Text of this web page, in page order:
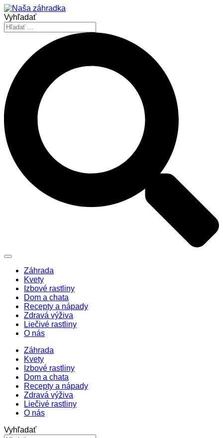
Vyhľadať
Záhrada
Kvety
Izbové rastliny
Dom a chata
Recepty a nápady
Zdravá výživa
Liečivé rastliny
O nás
Záhrada
Kvety
Izbové rastliny
Dom a chata
Recepty a nápady
Zdravá výživa
Liečivé rastliny
O nás
Vyhľadať